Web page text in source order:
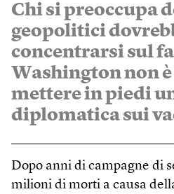
Chi si preoccupa
geopolitici
concentrarsi sul
Washington non
mettere in piedi
diplomatica sui
Dopo anni di campagne di
milioni di morti a causa